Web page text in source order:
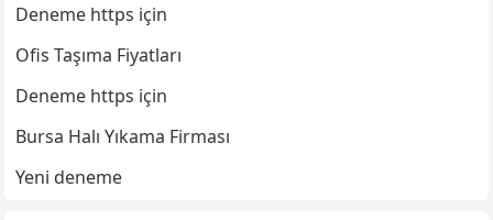
Deneme https için
Ofis Taşıma Fiyatları
Deneme https için
Bursa Halı Yıkama Firması
Yeni deneme